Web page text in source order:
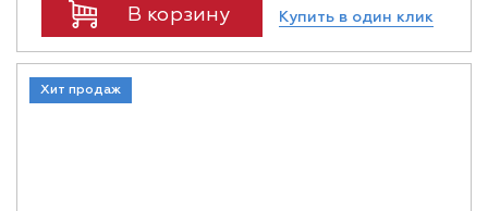
В корзину Купить в один клик
Хит продаж